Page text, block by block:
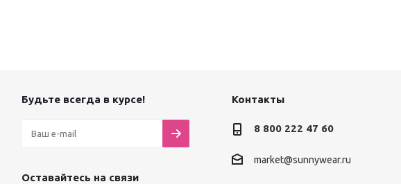
Будьте всегда в курсе!
Оставайтесь на связи
Контакты
8 800 222 47 60
market@sunnywear.ru